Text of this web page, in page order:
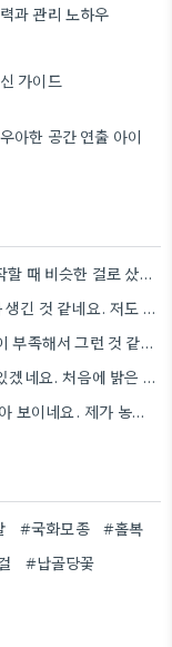
과 관리 노하우
가이드
아한 공간 연출 아이
화분은 정말 좋은 선택이었어요. 저도 사업 시작할 때 비슷한 걸로 샀었는데, 괜히 기분 좋더라고요.
햇빛이 덜 드는 곳으로 옮겨주니 오히려 문제가 생긴 것 같네요. 저도 비슷한 경험이 있어서 더…
다른 식물들 키우는 거랑 비슷하긴 한데, 햇빛이 부족해서 그런 것 같아요. 제가 관리법을 좀 더…
햇빛이 덜 드는 곳으로 옮긴 게 문제였을 수도 있겠네요. 처음에 밝은 곳에 두려다가 오히려 잎이…
햇빛이 덜 드는 곳으로 옮긴 게 영향을 준 것 같아 보이네요. 제가 농원에서 받아왔을 때보다…
#국화모종
#홀복
#납골당꽃